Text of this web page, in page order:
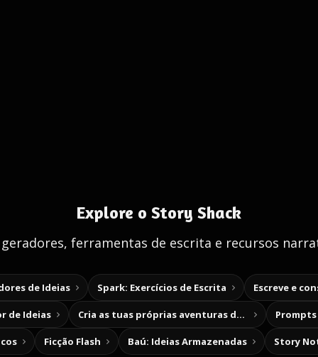
Explore o Story Shack
ferramentas de escrita e recursos
de Ideias Spark: Exercícios de Escrita Escreve e
de Ideias Cria as tuas próprias aventuras de escolha Prompts
Ficção Flash Baú: Ideias Armazenadas Story